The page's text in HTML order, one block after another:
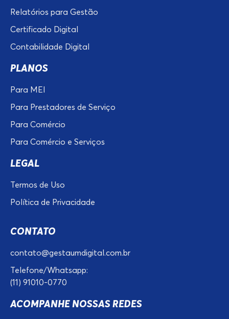
Relatórios para Gestão
Certificado Digital
Contabilidade Digital
PLANOS
Para MEI
Para Prestadores de Serviço
Para Comércio
Para Comércio e Serviços
LEGAL
Termos de Uso
Política de Privacidade
CONTATO
contato@gestaumdigital.com.br
Telefone/Whatsapp:
(11) 91010-0770
ACOMPANHE NOSSAS REDES